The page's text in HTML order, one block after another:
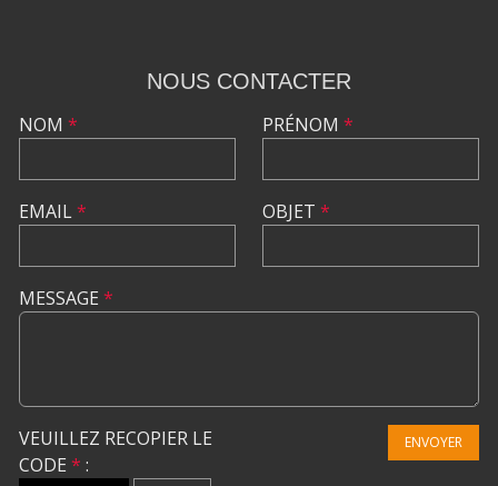
NOUS CONTACTER
NOM *
EMAIL*
PRÉNOM *
OBJET *
MESSAGE *
VEUILLEZ RECOPIER LE
CODE * :
ENVOYER